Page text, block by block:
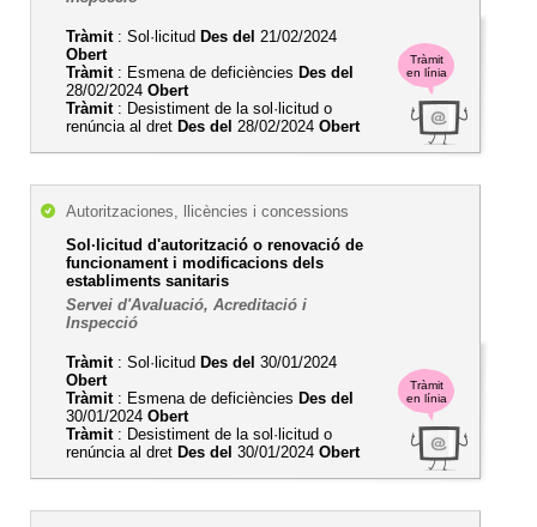
Tràmit
en línia
Tràmit: Sol·licitud Des del 21/02/2024
Obert
Tràmit: Esmena de deficiències Des del
28/02/2024 Obert
Tràmit: Desistiment de la sol·licitud o
renúncia al dret Des del 28/02/2024 Obert
Tràmit
en línia
Autoritzaciones, llicències i concessions
Sol·licitud d'autorització o renovació de
funcionament i modificacions dels
establiments sanitaris
Servei d'Avaluació, Acreditació i
Inspecció
Tràmit: Sol·licitud Des del 30/01/2024
Obert
Tràmit: Esmena de deficiències Des del
30/01/2024 Obert
Tràmit: Desistiment de la sol·licitud o
renúncia al dret Des del 30/01/2024 Obert